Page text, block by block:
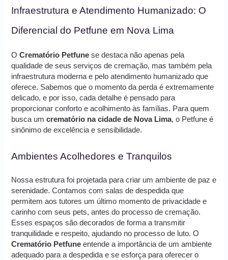
Infraestrutura e Atendimento Humanizado: O
Diferencial do Petfune em Nova Lima
OCrematório Petfune se destaca não apenas pela
qualidade de seus serviços de cremação, mas também pela
infraestrutura moderna e pelo atendimento humanizado que
oferece. Sabemos que o momento da perda é extremamente
delicado, e por isso, cada detalhe é pensado para
proporcionar conforto e acolhimento às famílias. Para quem
busca umcrematório na cidade de Nova Lima, o Petfune é
sinônimo de excelência e sensibilidade.
Ambientes Acolhedores e Tranquilos
Nossa estrutura foi projetada para criar um ambiente de paz e
serenidade. Contamos com salas de despedida que
permitem aos tutores um último momento de privacidade e
carinho com seus pets, antes do processo de cremação.
Esses espaços são decorados de forma a transmitir
tranquilidade e respeito, ajudando no processo de luto. O
Crematório Petfune entende a importância de um ambiente
adequado para a despedida e se esforça para oferecer o